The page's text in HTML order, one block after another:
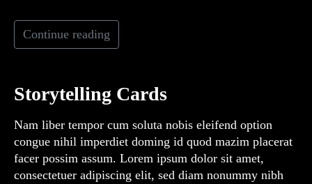
Continue reading
Storytelling Cards
Nam liber tempor cum soluta nobis eleifend option
congue nihil imperdiet doming id quod mazim placerat
facer possim assum. Lorem ipsum dolor sit amet,
consectetuer adipiscing elit, sed diam nonummy nibh